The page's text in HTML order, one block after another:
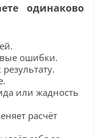
одинаково
ошибки.
или жадность
расчёт